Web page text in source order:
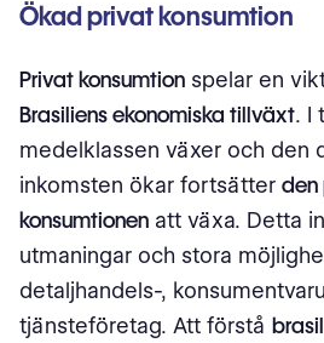
Ökad privat konsumtion
Privat konsumtion spelar en
Brasiliens ekonomiska tillväxt. I
medelklassen växer och den
inkomsten ökar fortsätter den
konsumtionen att växa. Detta
utmaningar och stora
detaljhandels-,
tjänsteföretag. Att förstå